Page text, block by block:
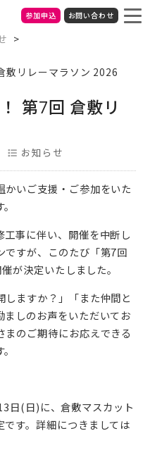
参加申込 お問い合わせ
>
敷リレーマラソン 2026
第7回 倉敷リ
お知らせ
かいご支援・ご参加をいた
事に伴い、開催を中断し
ですが、このたび「第7回
が決定いたしました。
ますか？」「また仲間と
しのお声をいただいてお
のご期待にお応えできる
日(日)に、倉敷マスカット
す。詳細につきましては